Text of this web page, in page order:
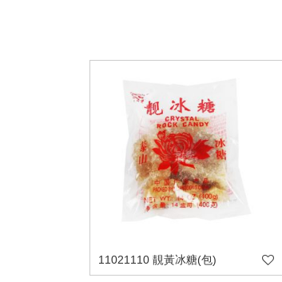
11021110 靚黃冰糖(包)